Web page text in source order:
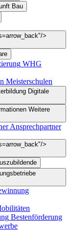
Bau
arrow_back"/>
WHG
Meisterschulen
Digitale
Weitere
Ansprechpartner
arrow_back"/>
Bestenförderung